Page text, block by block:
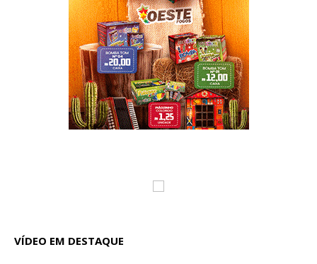
VÍDEO EM DESTAQUE